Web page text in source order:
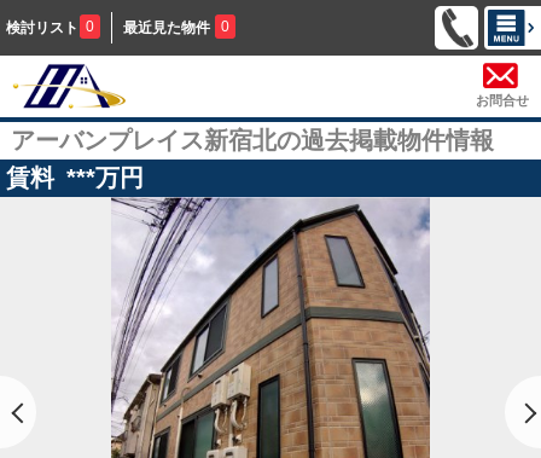
検討リスト 0 最近見た物件 0
お問合せ
アーバンプレイス新宿北の過去掲載物件情報
賃料 ***万円